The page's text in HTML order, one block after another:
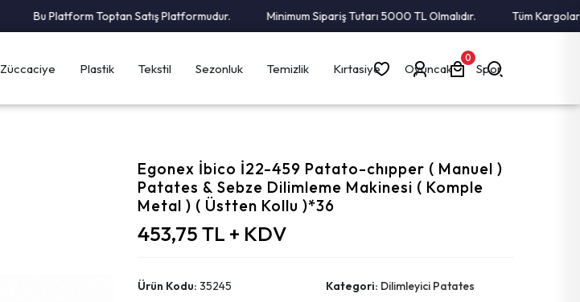
Bu Platform Toptan Satış Platformudur. Minimum Sipariş Tutarı 5000 TL Olmalıdır. Tüm Kargolar
Züccaciye Plastik Tekstil Sezonluk Temizlik Kırtasiye Oyuncak Spor
0
Egonex İbico İ22-459 Patato-chıpper ( Manuel )
Patates & Sebze Dilimleme Makinesi ( Komple
Metal ) ( Üstten Kollu )*36
453,75 TL + KDV
Ürün Kodu: 35245 Kategori: Dilimleyici Patates